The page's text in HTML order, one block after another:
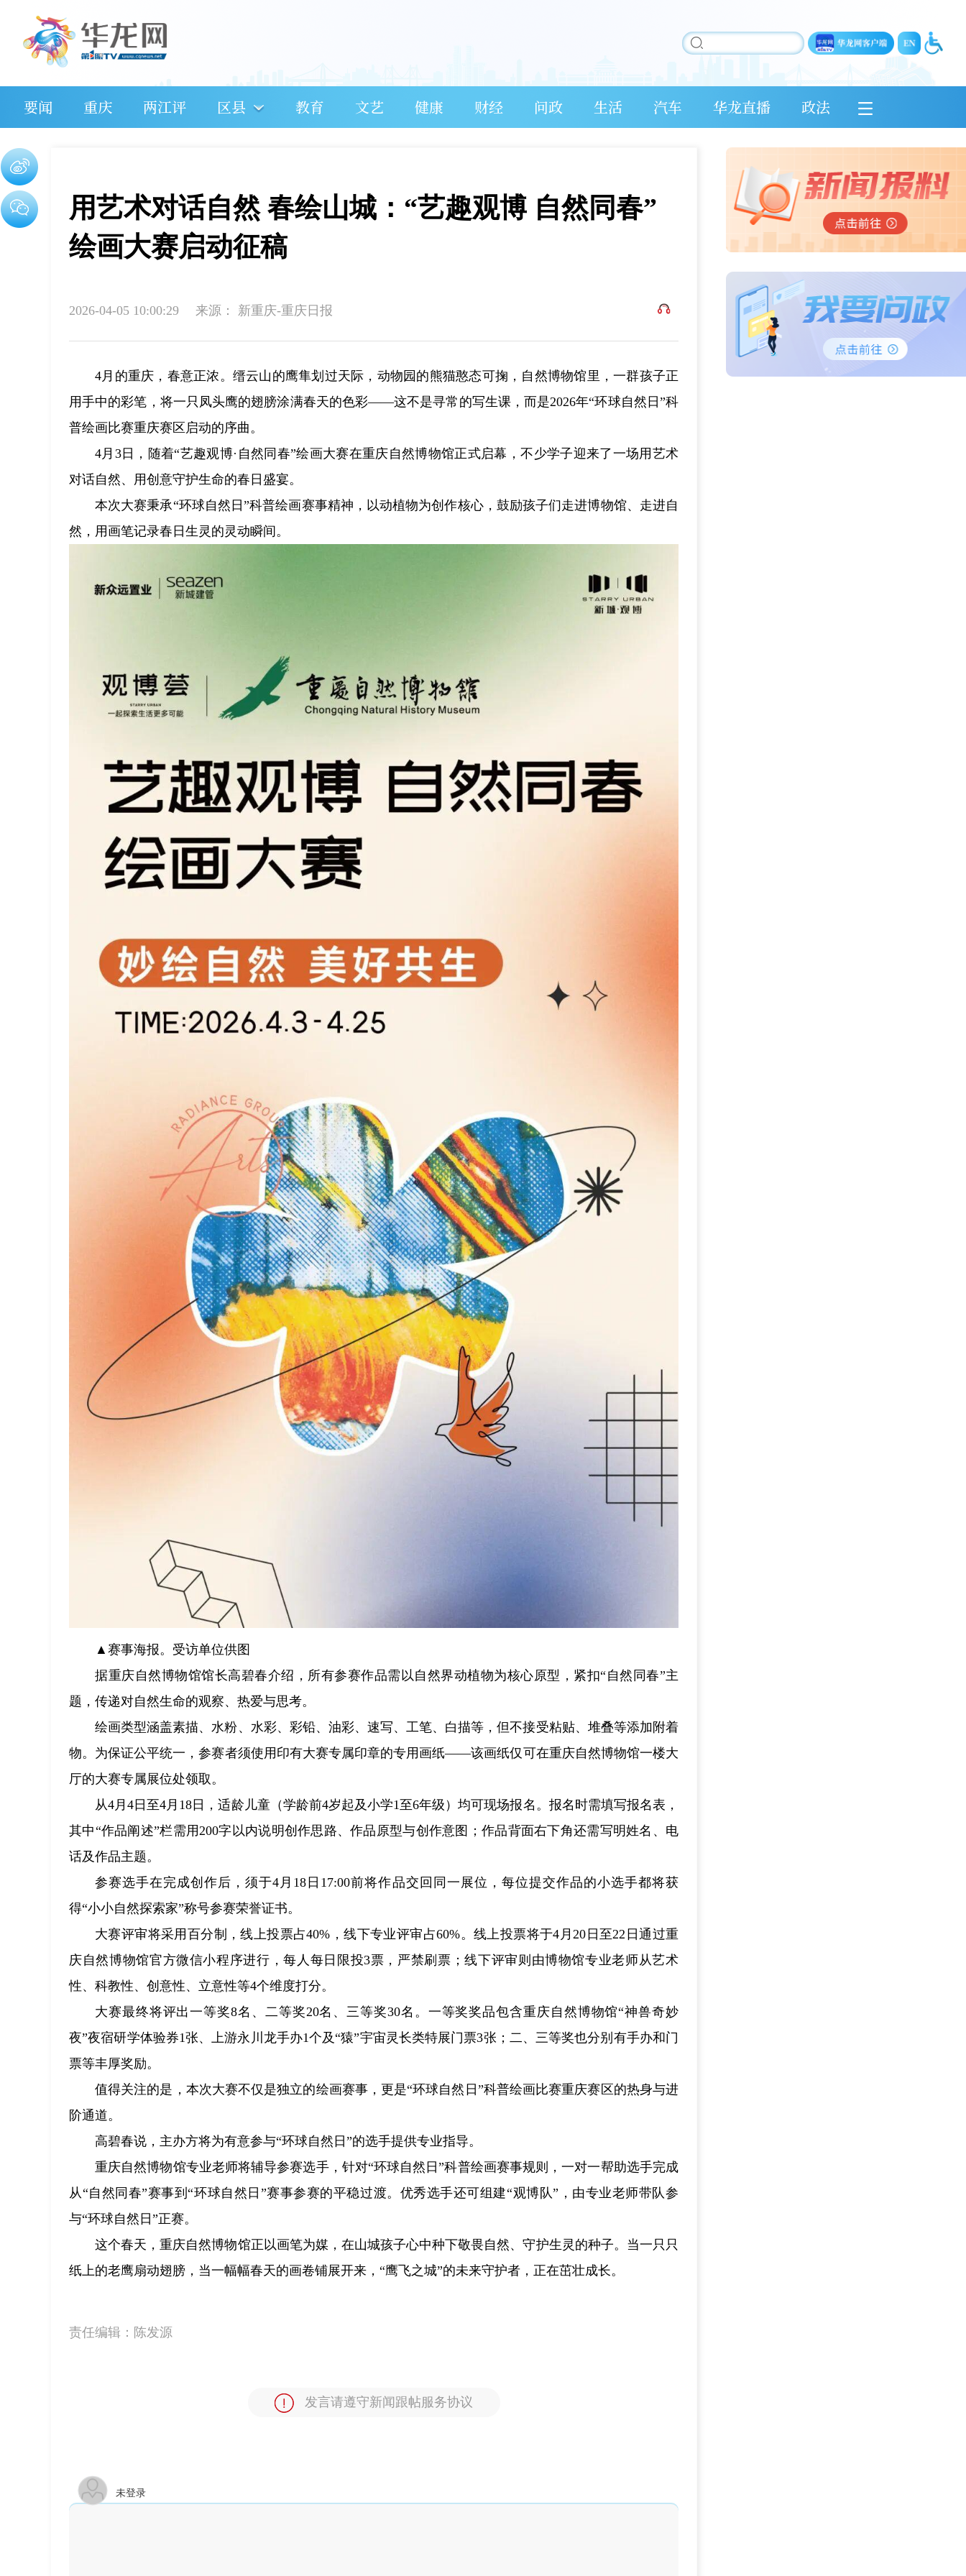
要闻 重庆 两江评 区县 教育 文艺 健康 财经 问政 生活 汽车 华龙直播 政法
用艺术对话自然 春绘山城：“艺趣观博 自然同春”
绘画大赛启动征稿
2026-04-05 10:00:29 来源： 新重庆-重庆日报
4月的重庆，春意正浓。缙云山的鹰隼划过天际，动物园的熊猫憨态可掬，自然博物馆里，一群孩子正
用手中的彩笔，将一只凤头鹰的翅膀涂满春天的色彩——这不是寻常的写生课，而是2026年“环球自然日”科
普绘画比赛重庆赛区启动的序曲。
4月3日，随着“艺趣观博·自然同春”绘画大赛在重庆自然博物馆正式启幕，不少学子迎来了一场用艺术
对话自然、用创意守护生命的春日盛宴。
本次大赛秉承“环球自然日”科普绘画赛事精神，以动植物为创作核心，鼓励孩子们走进博物馆、走进自
然，用画笔记录春日生灵的灵动瞬间。
▲赛事海报。受访单位供图
据重庆自然博物馆馆长高碧春介绍，所有参赛作品需以自然界动植物为核心原型，紧扣“自然同春”主
题，传递对自然生命的观察、热爱与思考。
绘画类型涵盖素描、水粉、水彩、彩铅、油彩、速写、工笔、白描等，但不接受粘贴、堆叠等添加附着
物。为保证公平统一，参赛者须使用印有大赛专属印章的专用画纸——该画纸仅可在重庆自然博物馆一楼大
厅的大赛专属展位处领取。
从4月4日至4月18日，适龄儿童（学龄前4岁起及小学1至6年级）均可现场报名。报名时需填写报名表，
其中“作品阐述”栏需用200字以内说明创作思路、作品原型与创作意图；作品背面右下角还需写明姓名、电
话及作品主题。
参赛选手在完成创作后，须于4月18日17:00前将作品交回同一展位，每位提交作品的小选手都将获
得“小小自然探索家”称号参赛荣誉证书。
大赛评审将采用百分制，线上投票占40%，线下专业评审占60%。线上投票将于4月20日至22日通过重
庆自然博物馆官方微信小程序进行，每人每日限投3票，严禁刷票；线下评审则由博物馆专业老师从艺术
性、科教性、创意性、立意性等4个维度打分。
大赛最终将评出一等奖8名、二等奖20名、三等奖30名。一等奖奖品包含重庆自然博物馆“神兽奇妙
夜”夜宿研学体验券1张、上游永川龙手办1个及“猿”宇宙灵长类特展门票3张；二、三等奖也分别有手办和门
票等丰厚奖励。
值得关注的是，本次大赛不仅是独立的绘画赛事，更是“环球自然日”科普绘画比赛重庆赛区的热身与进
阶通道。
高碧春说，主办方将为有意参与“环球自然日”的选手提供专业指导。
重庆自然博物馆专业老师将辅导参赛选手，针对“环球自然日”科普绘画赛事规则，一对一帮助选手完成
从“自然同春”赛事到“环球自然日”赛事参赛的平稳过渡。优秀选手还可组建“观博队”，由专业老师带队参
与“环球自然日”正赛。
这个春天，重庆自然博物馆正以画笔为媒，在山城孩子心中种下敬畏自然、守护生灵的种子。当一只只
纸上的老鹰扇动翅膀，当一幅幅春天的画卷铺展开来，“鹰飞之城”的未来守护者，正在茁壮成长。
责任编辑： 陈发源
发言请遵守新闻跟帖服务协议
未登录